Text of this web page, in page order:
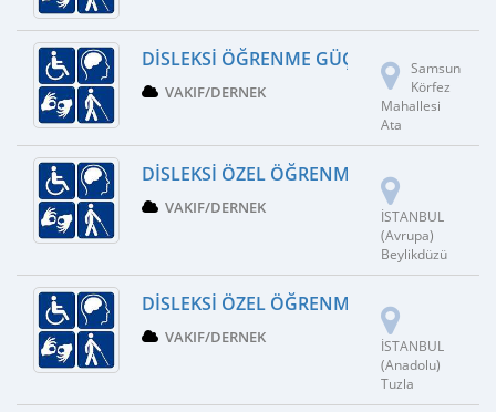
DISLEKSI ÖĞRENME GÜÇLÜĞÜ
VAKIF/DERNEK
Samsun
Körfez
Mahallesi
Ata
DISLEKSI ÖZEL ÖĞRENME GÜÇLÜĞÜ
VAKIF/DERNEK
İSTANBUL
(Avrupa)
Beylikdüzü
DISLEKSI ÖZEL ÖĞRENME GÜÇLÜĞÜ
VAKIF/DERNEK
İSTANBUL
(Anadolu)
Tuzla